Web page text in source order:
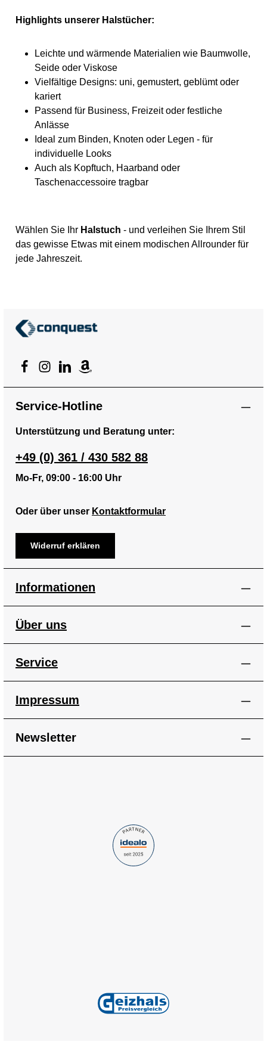
Highlights unserer Halstücher:
Leichte und wärmende Materialien wie Baumwolle,
Seide oder Viskose
Vielfältige Designs: uni, gemustert, geblümt oder
kariert
Passend für Business, Freizeit oder festliche
Anlässe
Ideal zum Binden, Knoten oder Legen - für
individuelle Looks
Auch als Kopftuch, Haarband oder
Taschenaccessoire tragbar
Wählen Sie Ihr Halstuch - und verleihen Sie Ihrem Stil
das gewisse Etwas mit einem modischen Allrounder für
jede Jahreszeit.
Service-Hotline
Unterstützung und Beratung unter:
+49 (0) 361 / 430 582 88
Mo-Fr, 09:00 - 16:00 Uhr
Oder über unser Kontaktformular
Widerruf erklären
Informationen
Über uns
Service
Impressum
Newsletter